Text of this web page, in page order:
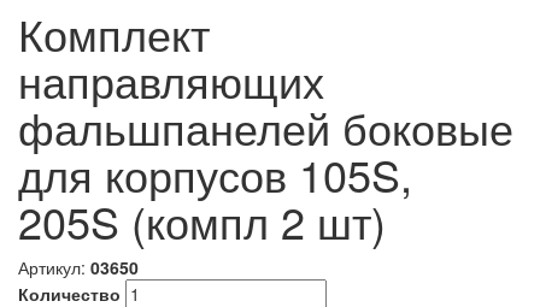
Комплект
направляющих
фальшпанелей боковые
для корпусов 105S,
205S (компл 2 шт)
Артикул: 03650
Количество